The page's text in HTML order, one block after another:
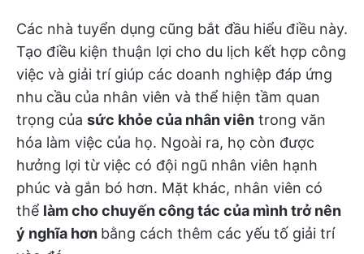
Các nhà tuyển dụng cũng bắt đầu hiểu điều này.
Tạo điều kiện thuận lợi cho du lịch kết hợp công
việc và giải trí giúp các doanh nghiệp đáp ứng
nhu cầu của nhân viên và thể hiện tầm quan
trọng của sức khỏe của nhân viên trong văn
hóa làm việc của họ. Ngoài ra, họ còn được
hưởng lợi từ việc có đội ngũ nhân viên hạnh
phúc và gắn bó hơn. Mặt khác, nhân viên có
thể làm cho chuyến công tác của mình trở nên
ý nghĩa hơn bằng cách thêm các yếu tố giải trí